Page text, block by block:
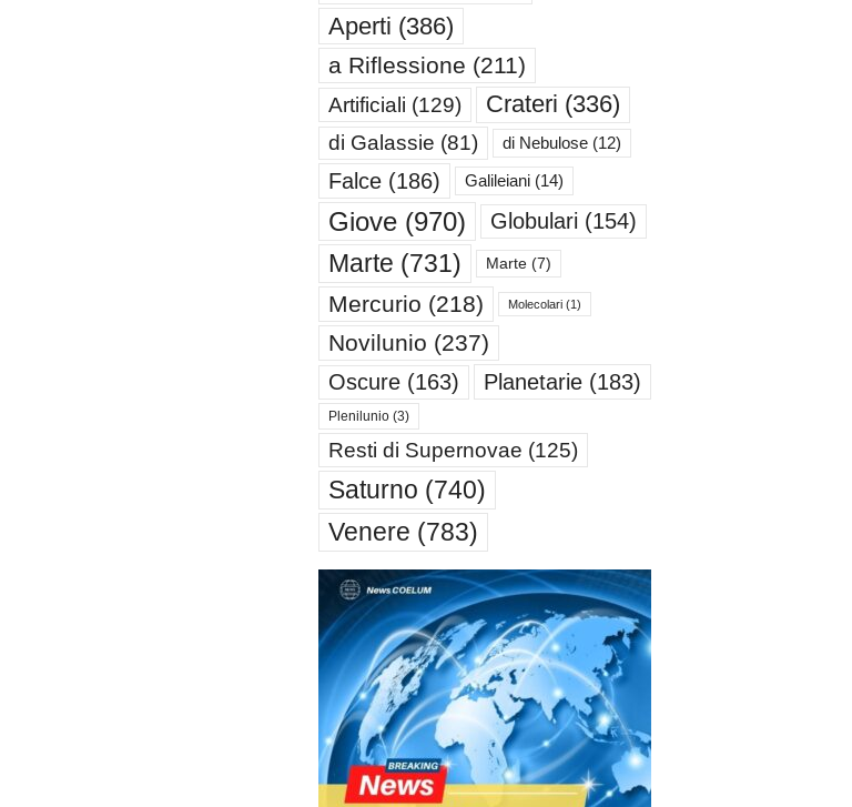
Aperti (386)
a Riflessione (211)
Artificiali (129) Crateri (336)
di Galassie (81) di Nebulose(12)
Falce(186) Galileiani(14)
Giove(970) Globulari (154)
Marte (731) Marte(7)
Mercurio (218) Molecolari(1)
Novilunio (237)
Oscure(163) Planetarie(183)
Plenilunio(3)
Resti di Supernovae (125)
Saturno (740)
Venere (783)